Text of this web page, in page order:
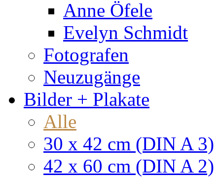
Anne Öfele
Evelyn Schmidt
Fotografen
Neuzugänge
Bilder + Plakate
Alle
30 x 42 cm (DIN A 3)
42 x 60 cm (DIN A 2)